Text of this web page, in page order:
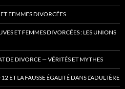
FEMMES DIVORCÉES
ET FEMMES DIVORCÉES : LES UNIONS
DE DIVORCE — VÉRITÉS ET MYTHES
ET LA FAUSSE ÉGALITÉ DANS L’ADULTÈRE